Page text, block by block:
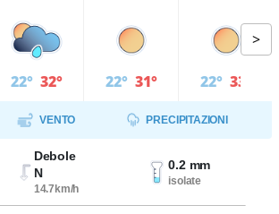
22° 32° 22° 31° 22° 33°
>
VENTO PRECIPITAZIONI
Debole
N
14.7km/h
0.2 mm
isolate